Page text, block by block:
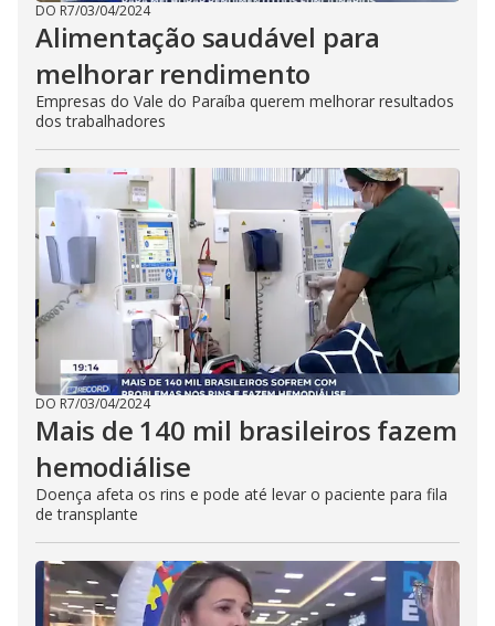
DO R7/03/04/2024
Alimentação saudável para
melhorar rendimento
Empresas do Vale do Paraíba querem melhorar resultados
dos trabalhadores
DO R7/03/04/2024
Mais de 140 mil brasileiros fazem
hemodiálise
Doença afeta os rins e pode até levar o paciente para fila
de transplante